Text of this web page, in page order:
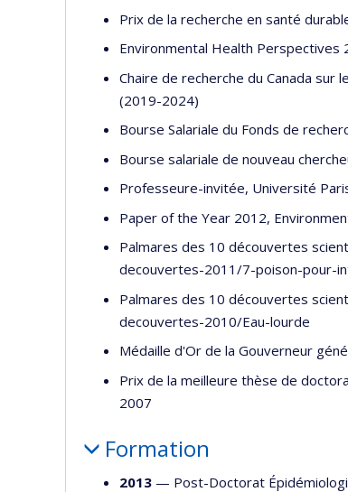
Prix de la recherche en santé
Environmental Health Perspectives
Chaire de recherche du Canada
(2019-2024)
Bourse Salariale du Fonds de
Bourse salariale de nouveau
Professeure-invitée, Université
Paper of the Year 2012,
Palmares des 10 découvertes
decouvertes-2011/7-poison-pour-
Palmares des 10 découvertes
decouvertes-2010/Eau-lourde
Médaille d'Or de la Gouverneur
Prix de la meilleure thèse de
2007
Formation
2013 — Post-Doctorat